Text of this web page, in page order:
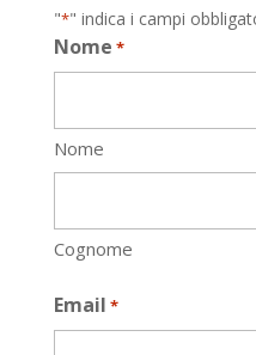
"*" indica i campi
Nome *
Nome
Cognome
Email *